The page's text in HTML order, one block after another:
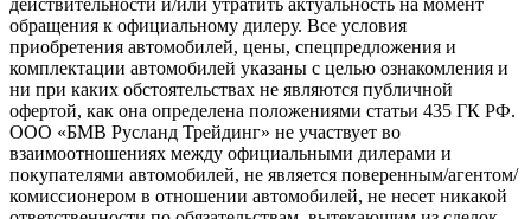
обращения к официальному дилеру. Все условия
приобретения автомобилей, цены, спецпредложения и
комплектации автомобилей указаны с целью ознакомления и
ни при каких обстоятельствах не являются публичной
офертой, как она определена положениями статьи 435 ГК РФ.
ООО «БМВ Русланд Трейдинг» не участвует во
взаимоотношениях между официальными дилерами и
покупателями автомобилей, не является поверенным/агентом/
комиссионером в отношении автомобилей, не несет никакой